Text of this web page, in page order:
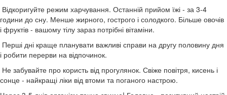
Відкоригуйте режим харчування. Останній прийом їжі - за 3-4
години до сну. Менше жирного, гострого і солодкого. Більше овочів
і фруктів - вашому тілу зараз потрібні вітаміни.
Перші дні краще планувати важливі справи на другу половину дня
і робити перерви на відпочинок.
Не забувайте про користь від прогулянок. Свіже повітря, кисень і
сонце - найкращі ліки від втоми та поганого настрою.